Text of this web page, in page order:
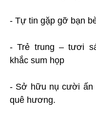
- Tự tin gặp gỡ bạn
- Trẻ trung – tươi
khắc sum họp
- Sở hữu nụ cười ấn
quê hương.